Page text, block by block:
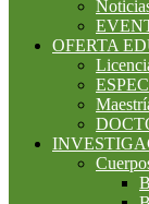
OFERTA